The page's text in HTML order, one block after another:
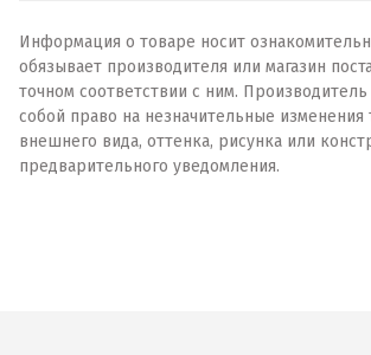
Информация о товаре носит
обязывает производителя или магазин
точном соответствии с ним. Производитель
собой право на незначительные изменения
внешнего вида, оттенка, рисунка или
предварительного уведомления.